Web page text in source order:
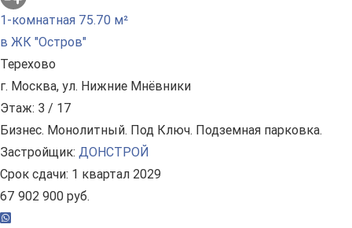
1-комнатная 75.70 м²
в ЖК "Остров"
Терехово
г. Москва, ул. Нижние Мнёвники
Этаж: 3 / 17
Бизнес. Монолитный. Под Ключ. Подземная парковка.
Застройщик: ДОНСТРОЙ
Срок сдачи: 1 квартал 2029
67 902 900 руб.